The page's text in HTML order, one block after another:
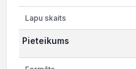
Pieteikums